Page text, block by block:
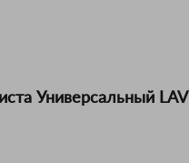
Универсальный